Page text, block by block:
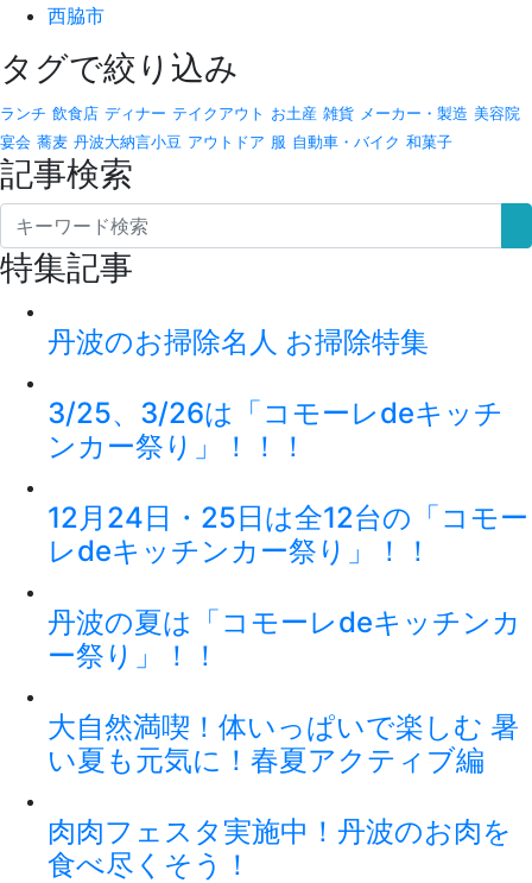
西脇市
タグで絞り込み
ランチ 飲食店 ディナー テイクアウト お土産 雑貨 メーカー・製造 美容院
宴会 蕎麦 丹波大納言小豆 アウトドア 服 自動車・バイク 和菓子
記事検索
特集記事
丹波のお掃除名人 お掃除特集
3/25、3/26は「コモーレdeキッチ
ンカー祭り」！！！
12月24日・25日は全12台の「コモー
レdeキッチンカー祭り」！！
丹波の夏は「コモーレdeキッチンカ
ー祭り」！！
大自然満喫！体いっぱいで楽しむ 暑
い夏も元気に！春夏アクティブ編
肉肉フェスタ実施中！丹波のお肉を
食べ尽くそう！